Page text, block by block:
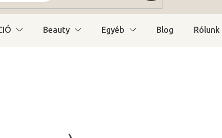
Beauty Egyéb Blog Rólunk